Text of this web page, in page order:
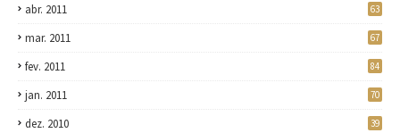
abr. 2011 63
mar. 2011 67
fev. 2011 84
jan. 2011 70
dez. 2010 39